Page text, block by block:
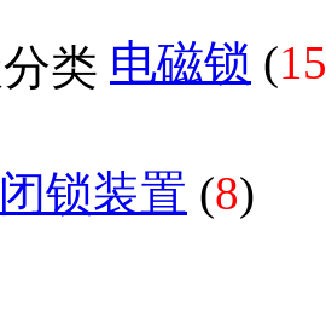
电磁锁 (15
闭锁装置 (8)